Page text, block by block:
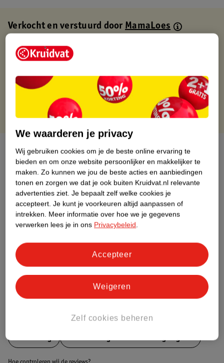
Verkocht en verstuurd doorMamaLoes
Binnen 1 werkdag verstuurd
Gratis thuisbezorgd
Gratis punten met je Kruidvat kaart
Over dit product
Productinformatie
Nature Impact Score
Dit product heeft (nog) geen Nature
Impact Score.
Bestel & Bezorginformatie
We waarderen je privacy
Wij gebruiken cookies om je de beste online ervaring te
bieden en om onze website persoonlijker en makkelijker te
maken. Zo kunnen we jou de beste acties en aanbiedingen
tonen en zorgen we dat je ook buiten Kruidvat.nl relevante
advertenties ziet. Je bepaalt zelf welke cookies je
accepteert. Je kunt je voorkeuren altijd aanpassen of
intrekken. Meer informatie over hoe we je gegevens
verwerken lees je in ons Privacybeleid.
Zelf cookies beheren
Weigeren
Accepteer